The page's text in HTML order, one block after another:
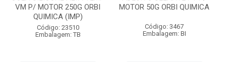
VM P/ MOTOR 250G ORBI
QUIMICA (IMP)
Código: 23510
Embalagem: TB
MOTOR 50G ORBI QUIMICA
Código: 3467
Embalagem: BI